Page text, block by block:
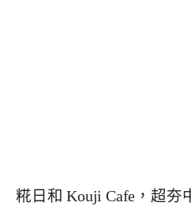
糀日和 Kouji Cafe，超夯